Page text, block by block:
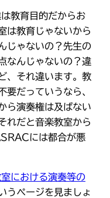
教育目的だからお
は教育じゃないから
じゃないの？先生の
なんじゃないの？違
、それ違います。教
要だっていうなら、
ら演奏権は及ばない
れだと音楽教室から
には都合が悪
における演奏等の
うページを見ましょ